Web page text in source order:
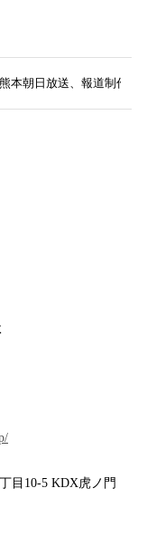
熊本朝日放送、報道制作部
目10-5 KDX虎ノ門